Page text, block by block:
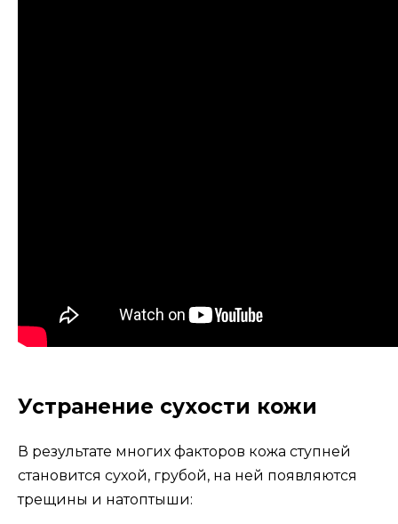
Устранение сухости кожи
В результате многих факторов кожа ступней
становится сухой, грубой, на ней появляются
трещины и натоптыши: